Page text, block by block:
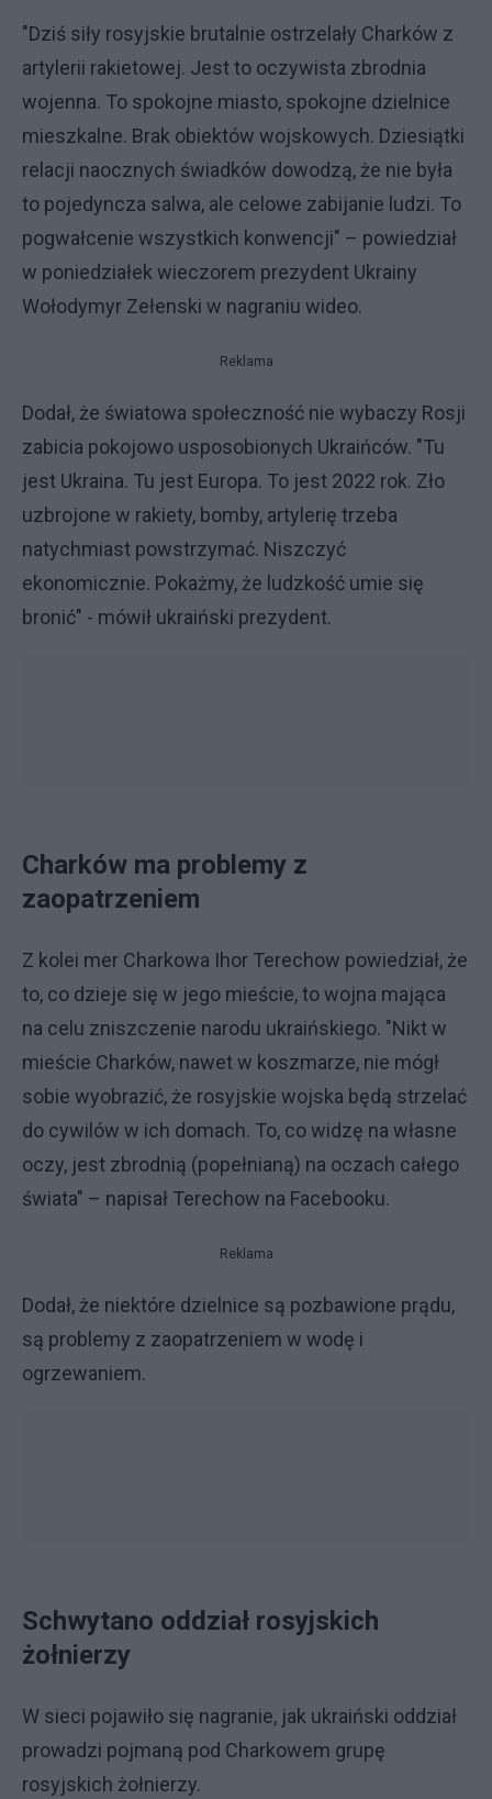
"Dziś siły rosyjskie brutalnie ostrzelały Charków z
artylerii rakietowej. Jest to oczywista zbrodnia
wojenna. To spokojne miasto, spokojne dzielnice
mieszkalne. Brak obiektów wojskowych. Dziesiątki
relacji naocznych świadków dowodzą, że nie była
to pojedyncza salwa, ale celowe zabijanie ludzi. To
pogwałcenie wszystkich konwencji" – powiedział
w poniedziałek wieczorem prezydent Ukrainy
Wołodymyr Zełenski w nagraniu wideo.
Reklama
Dodał, że światowa społeczność nie wybaczy Rosji
zabicia pokojowo usposobionych Ukraińców. "Tu
jest Ukraina. Tu jest Europa. To jest 2022 rok. Zło
uzbrojone w rakiety, bomby, artylerię trzeba
natychmiast powstrzymać. Niszczyć
ekonomicznie. Pokażmy, że ludzkość umie się
bronić" - mówił ukraiński prezydent.
Charków ma problemy z
zaopatrzeniem
Z kolei mer Charkowa Ihor Terechow powiedział, że
to, co dzieje się w jego mieście, to wojna mająca
na celu zniszczenie narodu ukraińskiego. "Nikt w
mieście Charków, nawet w koszmarze, nie mógł
sobie wyobrazić, że rosyjskie wojska będą strzelać
do cywilów w ich domach. To, co widzę na własne
oczy, jest zbrodnią (popełnianą) na oczach całego
świata" – napisał Terechow na Facebooku.
Reklama
Dodał, że niektóre dzielnice są pozbawione prądu,
są problemy z zaopatrzeniem w wodę i
ogrzewaniem.
Schwytano oddział rosyjskich
żołnierzy
W sieci pojawiło się nagranie, jak ukraiński oddział
prowadzi pojmaną pod Charkowem grupę
rosyjskich żołnierzy.